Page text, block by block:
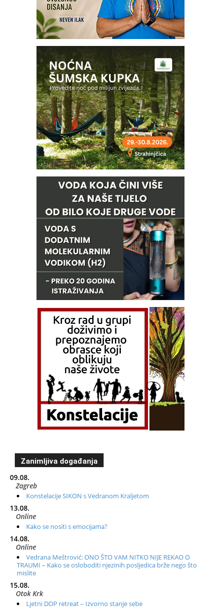
Zanimljiva događanja
09.08.
Zagreb
Konstelacije SIKON s Vedranom Kraljetom
13.08.
Online
Kako se nositi s emocijama?
14.08.
Online
Vedrana Meštrović: ONO ŠTO VAM NITKO NIJE REKAO O
TRAUMI – Kako se osloboditi njezinih posljedica brže nego što
mislite
15.08.
Otok Krk
Ljetni DOP retreat – Izvorno stanje sebe